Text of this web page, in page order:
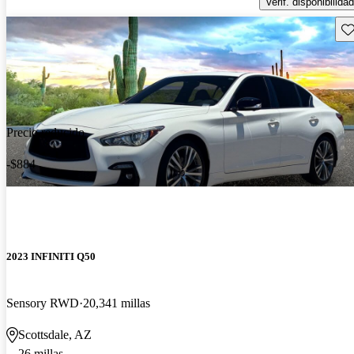
Precio reducido
-$884
2023 INFINITI Q50
Sensory RWD 20,341 millas
Scottsdale, AZ